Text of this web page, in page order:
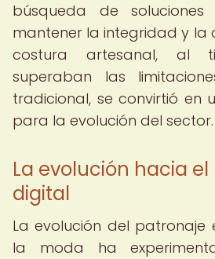
búsqueda de soluciones
mantener la integridad y la
costura artesanal, al
superaban las
tradicional, se convirtió en
para la evolución del sector.
La evolución hacia
digital
La evolución del patronaje
la moda ha